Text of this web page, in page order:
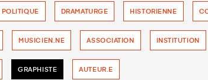
DRAMATURGE HISTORIENNE
MUSICIEN.NE ASSOCIATION INSTITUTION
GRAPHISTE AUTEUR.E